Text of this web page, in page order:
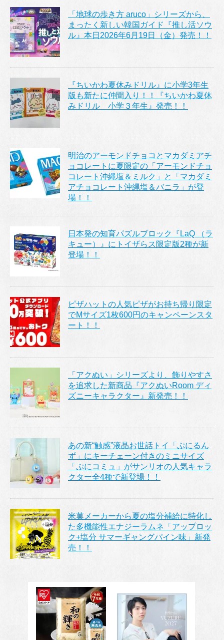
「地球の歩き方 aruco」シリーズから、
まったく新しい韓国ガイド『推し活ソウ
ル』本日2026年6月19日（金）発売！！
『ちいかわ夏休みドリル』に小学3年生
版も新たに仲間入り！！『ちいかわ夏休
みドリル 小学３年生』発売！！
明治のアーモンドチョコとマカダミアチ
ョコレートに夏限定の「アーモンドチョ
コレート沖縄塩＆ミルク」と「マカダミ
アチョコレート沖縄塩＆バニラ」が登
場！！
日本発の知育パズルブロック『LaQ （ラ
キュー）』にトイザらス限定版2種が新
登場！！
ピザハットの人気ピザがお持ち帰り限定
でMサイズ1枚600円のキャンペーンスタ
ート！！
「アクぬい」シリーズより、飾りやすさ
を追求した新商品『アクぬいRoom ディ
ズニーキャラクター』新発売！！
あの新“触感”液晶お世話トイ「ぷにるん
ず」にキーチェーン付きのミニサイズ
「ぷにコミュ」がサンリオの人気キャラ
クター全4種で新登場！！
米菓メーカーから夏の塩分補給に特化し
た多機能性エナジーラムネ「アップロッ
ク+塩分 サマーギャングパイン味」新発
売！！